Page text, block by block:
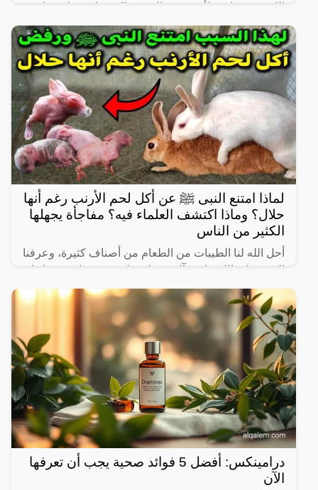
الكثيرين، خاصة لأنه شبه خالي من السعرات وطعمه لذيذ
ومنعش، وله فوائد كثيرة لأنه غني بالفيتامينات والمعادن،
كما
لماذا امتنع النبى ﷺ عن أكل لحم الأرنب رغم أنها
حلال؟ وماذا اكتشف العلماء فيه؟ مفاجأة يجهلها
الكثير من الناس
أحل الله لنا الطيبات من الطعام من أصناف كثيرة، وعرفنا
النبي صلى الله عليه وآله وسـلم على بعض ما حرم علينا،
ولكن يثير البعض من حين لآخر بعض المعلومات الغير
درامينكس: أفضل 5 فوائد صحية يجب أن تعرفها
الآن